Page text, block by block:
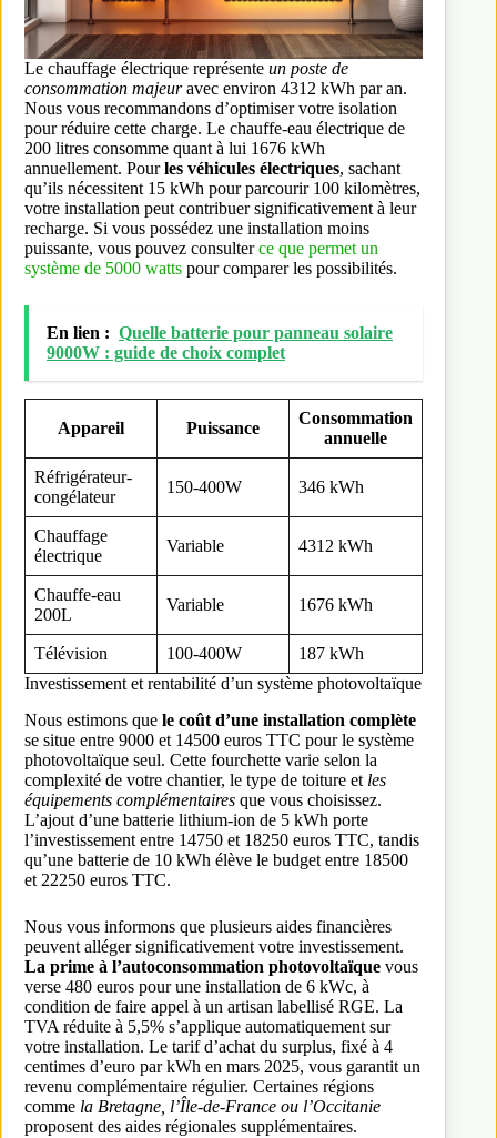
Le chauffage électrique représente un poste de
consommation majeuravec environ 4312 kWh par an.
Nous vous recommandons d’optimiser votre isolation
pour réduire cette charge. Le chauffe-eau électrique de
200 litres consomme quant à lui 1676 kWh
annuellement. Pourles véhicules électriques, sachant
qu’ils nécessitent 15 kWh pour parcourir 100 kilomètres,
votre installation peut contribuer significativement à leur
recharge. Si vous possédez une installation moins
puissante, vous pouvez consulterce que permet un
système de 5000 watts pour comparer les possibilités.
En lien : Quelle batterie pour panneau solaire
9000W : guide de choix complet
Appareil Puissance
Consommation
annuelle
Réfrigérateur-
congélateur
150-400W 346 kWh
Chauffage
électrique
Variable 4312 kWh
Chauffe-eau
200L
Variable 1676 kWh
Télévision 100-400W
187 kWh
Investissement et rentabilité d’un système photovoltaïque
Nous estimons que le coût d’une installation complète
se situe entre 9000 et 14500 euros TTC pour le système
photovoltaïque seul. Cette fourchette varie selon la
complexité de votre chantier, le type de toiture et les
équipements complémentaires que vous choisissez.
L’ajout d’une batterie lithium-ion de 5 kWh porte
l’investissement entre 14750 et 18250 euros TTC, tandis
qu’une batterie de 10 kWh élève le budget entre 18500
et 22250 euros TTC.
Nous vous informons que plusieurs aides financières
peuvent alléger significativement votre investissement.
La prime à l’autoconsommation photovoltaïque vous
verse 480 euros pour une installation de 6 kWc, à
condition de faire appel à un artisan labellisé RGE. La
TVA réduite à 5,5% s’applique automatiquement sur
votre installation. Le tarif d’achat du surplus, fixé à 4
centimes d’euro par kWh en mars 2025, vous garantit un
revenu complémentaire régulier. Certaines régions
comme la Bretagne, l’Île-de-France ou l’Occitanie
proposent des aides régionales supplémentaires.